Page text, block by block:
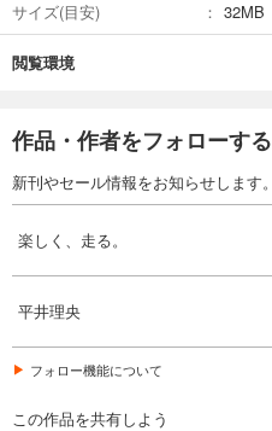
サイズ(目安)
32MB
閲覧環境
作品・作者をフォローする
新刊やセール情報をお知らせします。
楽しく、走る。
平井理央
フォロー機能について
この作品を共有しよう